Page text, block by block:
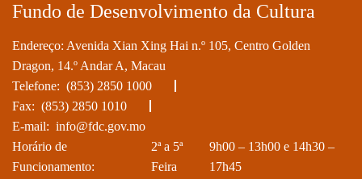
Fundo de Desenvolvimento da Cultura
Endereço: Avenida Xian Xing Hai n.º 105, Centro Golden
Dragon, 14.º Andar A, Macau
Telefone: (853) 2850 1000
Fax: (853) 2850 1010
E-mail: info@fdc.gov.mo
Horário de
Funcionamento:
2ª a 5ª
Feira
9h00 – 13h00 e 14h30 –
17h45